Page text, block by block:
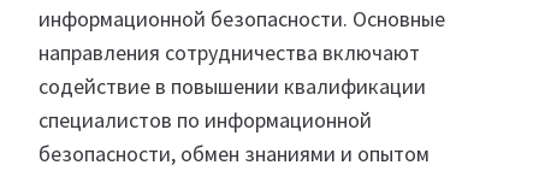
информационной безопасности. Основные
направления сотрудничества включают
содействие в повышении квалификации
специалистов по информационной
безопасности, обмен знаниями и опытом